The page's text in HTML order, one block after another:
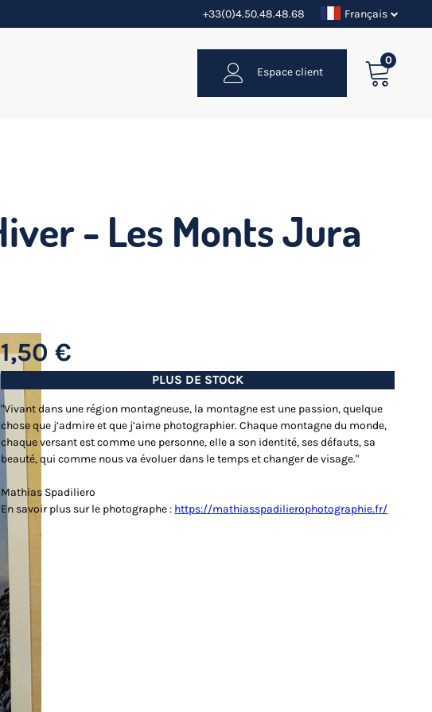
+33(0)4.50.48.48.68 Français
Espace client
0
- Les Monts Jura
1,50 €
PLUS DE STOCK
"Vivant dans une région montagneuse, la montagne est une passion, quelque
chose que j’admire et que j’aime photographier. Chaque montagne du monde,
chaque versant est comme une personne, elle a son identité, ses défauts, sa
beauté, qui comme nous va évoluer dans le temps et changer de visage."
Mathias Spadiliero
En savoir plus sur le photographe : https://mathiasspadilierophotographie.fr/